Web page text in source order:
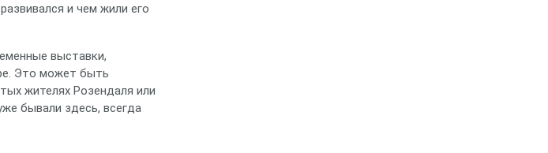
и чем жили его
выставки,
Это может быть
жителях Розендаля или
бывали здесь, всегда